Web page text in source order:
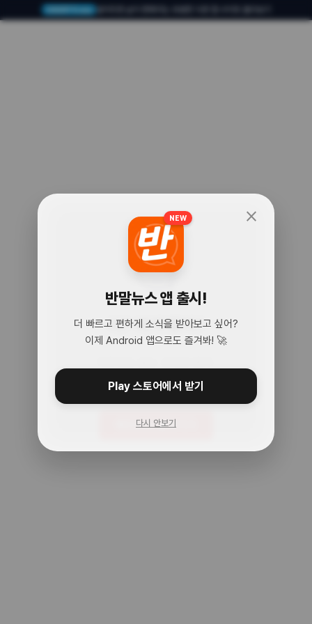
🧐
어? 여기 맞아?
주소를 다시 확인해봐!
메인으로 돌아가기
close
NEW
반말뉴스 앱 출시!
더 빠르고 편하게 소식을 받아보고 싶어?
이제 Android 앱으로도 즐겨봐! 🚀
Play 스토어에서 받기
다시 안보기